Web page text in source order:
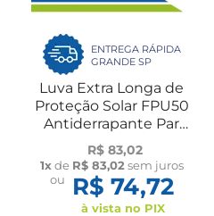
ENTREGA RÁPIDA
GRANDE SP
Luva Extra Longa de
Proteção Solar FPU50
Antiderrapante Par
Flambé
R$ 83,02
1xde R$ 83,02sem juros
ou
R$ 74,72
à vista no PIX